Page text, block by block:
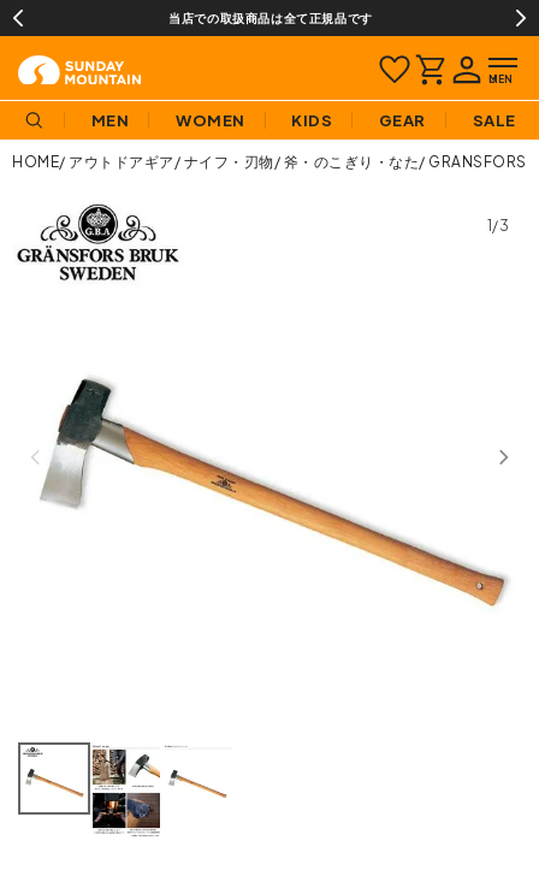
当店での取扱商品は全て正規品です
MEN WOMEN KIDS GEAR SALE
HOME アウトドアギア ナイフ・刃物 斧・のこぎり・なた GRANSFORS
1/3